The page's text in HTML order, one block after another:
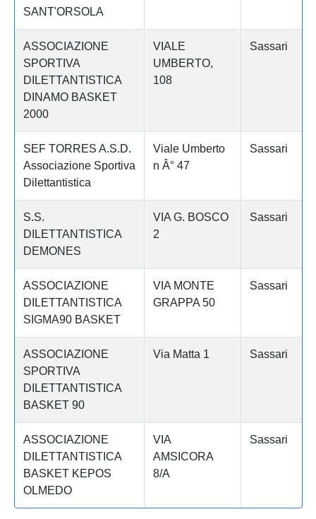
SANT'ORSOLA
ASSOCIAZIONE
SPORTIVA
DILETTANTISTICA
DINAMO BASKET
2000
VIALE
UMBERTO,
108
Sassari
SEF TORRES A.S.D.
Associazione Sportiva
Dilettantistica
Viale Umberto
n Â° 47
Sassari
S.S.
DILETTANTISTICA
DEMONES
VIA G. BOSCO
2
Sassari
ASSOCIAZIONE
DILETTANTISTICA
SIGMA90 BASKET
VIA MONTE
GRAPPA 50
Sassari
ASSOCIAZIONE
SPORTIVA
DILETTANTISTICA
BASKET 90
Via Matta 1 Sassari
ASSOCIAZIONE
DILETTANTISTICA
BASKET KEPOS
OLMEDO
VIA
AMSICORA
8/A
Sassari